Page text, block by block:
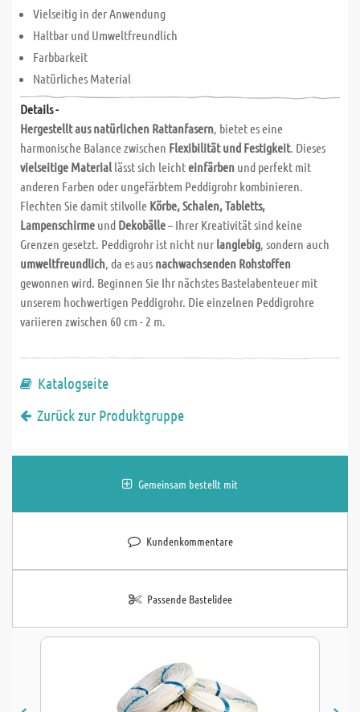
Vielseitig in der Anwendung
Haltbar und Umweltfreundlich
Farbbarkeit
Natürliches Material
Details -
Hergestellt aus natürlichen Rattanfasern, bietet es eine
harmonische Balance zwischen Flexibilität und Festigkeit. Dieses
vielseitige Materiallässt sich leichteinfärben und perfekt mit
anderen Farben oder ungefärbtem Peddigrohr kombinieren.
Flechten Sie damit stilvolle Körbe, Schalen, Tabletts,
Lampenschirme und Dekobälle– Ihrer Kreativität sind keine
Grenzen gesetzt. Peddigrohr ist nicht nur langlebig, sondern auch
umweltfreundlich, da es aus nachwachsenden Rohstoffen
gewonnen wird. Beginnen Sie Ihr nächstes Bastelabenteuer mit
unserem hochwertigen Peddigrohr. Die einzelnen Peddigrohre
variieren zwischen 60 cm - 2 m.
Katalogseite
Zurück zur Produktgruppe
Gemeinsam bestellt mit
Kundenkommentare
Passende Bastelidee